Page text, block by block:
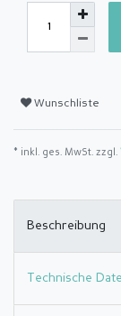
Wunschliste
* inkl. ges. MwSt. zzgl.
Beschreibung
Technische